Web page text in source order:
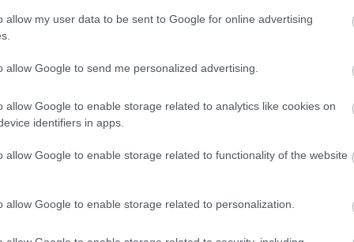
allow my user data to be sent to Google for online advertising
allow Google to send me personalized advertising.
allow Google to enable storage related to analytics like cookies on
identifiers in apps.
allow Google to enable storage related to functionality of the website
allow Google to enable storage related to personalization.
και για τις γυναίκες που ζουν σε
περιοχές και δεν έχουν τη δυνατότητα
σε διαγνωστικά κέντρα. Ήδη από τις αρχές Μαρτίου,
γυναίκα δικαιούχος να μην ταλαιπωρηθεί για να
της.
εκδίδεται η γνωμάτευση από τον ειδικό της